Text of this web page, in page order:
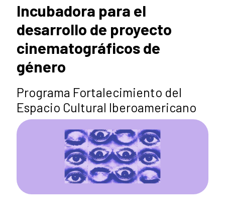
Incubadora para el
desarrollo de proyecto
cinematográficos de
género
Programa Fortalecimiento del
Espacio Cultural Iberoamericano